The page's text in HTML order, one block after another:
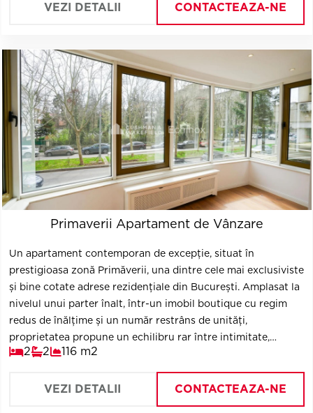
VEZI DETALII CONTACTEAZA-NE
Primaverii Apartament de Vânzare
Un apartament contemporan de excepție, situat în
prestigioasa zonă Primăverii, una dintre cele mai exclusiviste
și bine cotate adrese rezidențiale din București. Amplasat la
nivelul unui parter înalt, într-un imobil boutique cu regim
redus de înălțime și un număr restrâns de unități,
proprietatea propune un echilibru rar între intimitate,
rafinament și confort urban, într-un cadru dominat de
2 2 116 m2
VEZI DETALII CONTACTEAZA-NE